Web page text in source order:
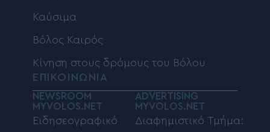
Καύσιμα
Βόλος Καιρός
Κίνηση στους δρόμους του Βόλου
ΕΠΙΚΟΙΝΩΝΙΑ
NEWSROOM
MYVOLOS.NET
Ειδησεογραφικό
ADVERTISING
MYVOLOS.NET
Διαφημιστικό Τμήμα: